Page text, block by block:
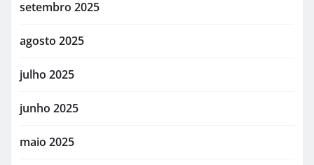
setembro 2025
agosto 2025
julho 2025
junho 2025
maio 2025